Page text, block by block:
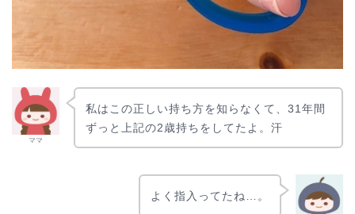
ママ
私はこの正しい持ち方を知らなくて、31年間
ずっと上記の2歳持ちをしてたよ。汗
よく指入ってたね…。